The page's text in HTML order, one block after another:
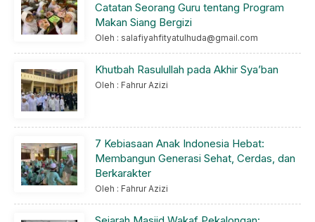
Catatan Seorang Guru tentang Program
Makan Siang Bergizi
Oleh : salafiyahfityatulhuda@gmail.com
Khutbah Rasulullah pada Akhir Sya’ban
Oleh : Fahrur Azizi
7 Kebiasaan Anak Indonesia Hebat:
Membangun Generasi Sehat, Cerdas, dan
Berkarakter
Oleh : Fahrur Azizi